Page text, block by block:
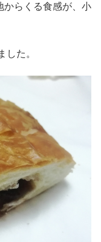
からくる食感が、小
した。